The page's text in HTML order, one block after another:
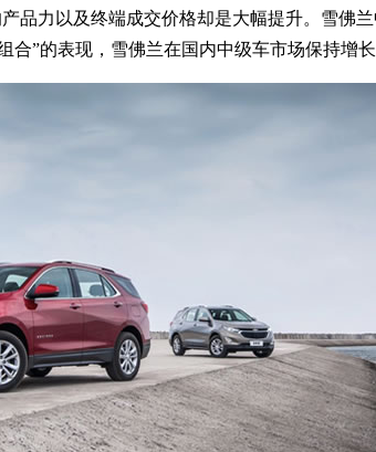
品力以及终端成交价格却是大幅提升。雪佛
”的表现，雪佛兰在国内中级车市场保持增长